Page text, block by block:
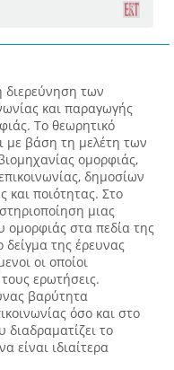
διερεύνηση των
και παραγωγής
Το θεωρητικό
με βάση τη μελέτη των
ομορφιάς,
δημοσίων
και ποιότητας. Στο
μιας
ομορφιάς στα πεδία της
δείγμα της έρευνας
οι οποίοι
ερωτήσεις.
βαρύτητα
όσο και στο
διαδραματίζει το
είναι ιδιαίτερα